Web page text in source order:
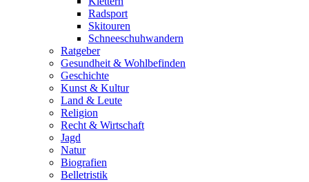
Radsport
Skitouren
Schneeschuhwandern
Ratgeber
Gesundheit & Wohlbefinden
Geschichte
Kunst & Kultur
Land & Leute
Religion
Recht & Wirtschaft
Jagd
Natur
Biografien
Belletristik